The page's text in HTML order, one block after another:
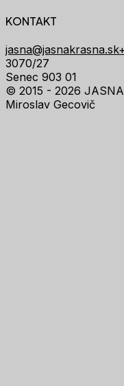
KONTAKT
jasna@jasnakrasna.sk
3070/27
Senec 903 01
© 2015 - 2026 JASNA
Miroslav Gecovič